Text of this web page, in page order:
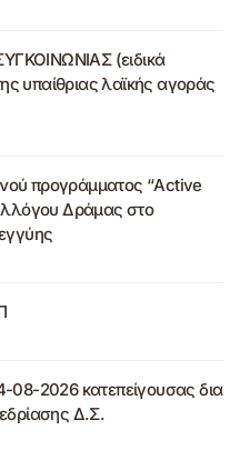
(ειδικά
υπαίθριας λαϊκής αγοράς
προγράμματος “Active
Δράμας στο
2026 κατεπείγουσας δια
Δ.Σ.